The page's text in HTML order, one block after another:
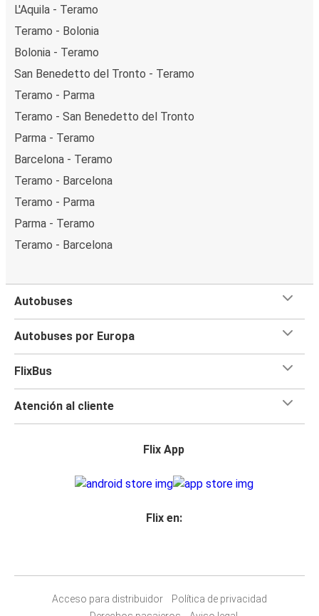
L'Aquila - Teramo
Teramo - Bolonia
Bolonia - Teramo
San Benedetto del Tronto - Teramo
Teramo - Parma
Teramo - San Benedetto del Tronto
Parma - Teramo
Barcelona - Teramo
Teramo - Barcelona
Teramo - Parma
Parma - Teramo
Teramo - Barcelona
Autobuses
Autobuses por Europa
FlixBus
Atención al cliente
Flix App
Flix en:
Acceso para distribuidor
Política de privacidad